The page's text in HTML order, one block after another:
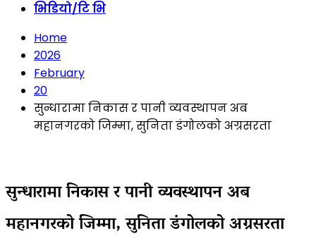
भिडियो/टि भि
Home
2026
February
20
सुन्धारामा निकास र पानी व्यवस्थापन अब
महानगरको जिम्मा, सुनिता डंगोलको अग्रसरता
सुन्धारामा निकास र पानी व्यवस्थापन अब
महानगरको जिम्मा, सुनिता डंगोलको अग्रसरता